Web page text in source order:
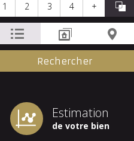
1 2 3 4 +
Estimation
de votre bien